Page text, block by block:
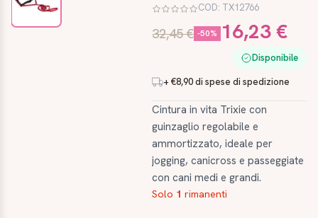
COD: TX12766
32,45 € -50% 16,23 €
Disponibile
+ €8,90 di spese di spedizione
Cintura in vita Trixie con
guinzaglio regolabile e
ammortizzato, ideale per
jogging, canicross e passeggiate
con cani medi e grandi.
Solo 1 rimanenti